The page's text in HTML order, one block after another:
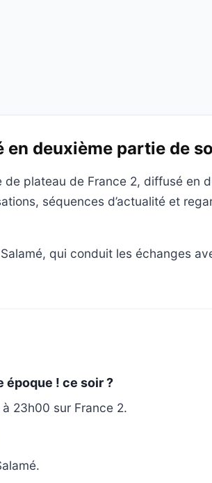
en deuxième partie de
de plateau de France 2, diffusé en
séquences d’actualité et
qui conduit les échanges
époque ! ce soir ?
23h00 sur France 2.